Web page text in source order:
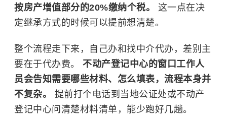
按房产增值部分的20%缴纳个税。 这一点在决
定继承方式的时候可以提前想清楚。
整个流程走下来，自己办和找中介代办，差别主
要在于代办费。 不动产登记中心的窗口工作人
员会告知需要哪些材料、怎么填表，流程本身并
不复杂。 提前打个电话到当地公证处或不动产
登记中心问清楚材料清单，能少跑好几趟。